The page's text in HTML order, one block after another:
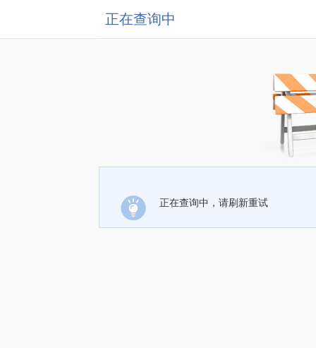
正在查询中
正在查询中，请刷新重试